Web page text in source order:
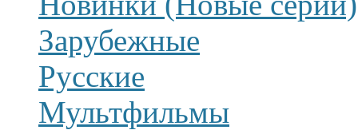
Зарубежные
Русские
Мультфильмы